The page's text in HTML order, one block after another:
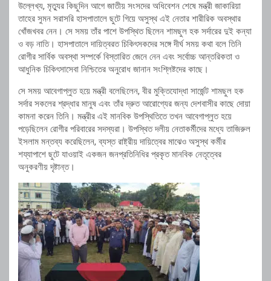
উল্লেখ্য, মৃত্যুর কিছুদিন আগে জাতীয় সংসদের অধিবেশন শেষে মন্ত্রী জাকারিয়া
তাহের সুমন সরাসরি হাসপাতালে ছুটে গিয়ে অসুস্থ এই নেতার শারীরিক অবস্থার
খোঁজখবর নেন। সে সময় তাঁর পাশে উপস্থিত ছিলেন শামছুল হক সর্দারের দুই কন্যা
ও বড় নাতি। হাসপাতালে দায়িত্বরত চিকিৎসকদের সঙ্গে দীর্ঘ সময় কথা বলে তিনি
রোগীর সার্বিক অবস্থা সম্পর্কে বিস্তারিত জেনে নেন এবং সর্বোচ্চ আন্তরিকতা ও
আধুনিক চিকিৎসাসেবা নিশ্চিতের অনুরোধ জানান সংশ্লিষ্টদের কাছে।
সে সময় আবেগাপ্লুত হয়ে মন্ত্রী বলেছিলেন, বীর মুক্তিযোদ্ধা সার্জেন্ট শামছুল হক
সর্দার সকলের শ্রদ্ধার মানুষ এবং তাঁর দ্রুত আরোগ্যের জন্য দেশবাসীর কাছে দোয়া
কামনা করেন তিনি। মন্ত্রীর এই মানবিক উপস্থিতিতে তখন আবেগাপ্লুত হয়ে
পড়েছিলেন রোগীর পরিবারের সদস্যরা। উপস্থিত দলীয় নেতাকর্মীদের মধ্যে তাজিরুল
ইসলাম মন্তব্য করেছিলেন, ব্যস্ত রাষ্ট্রীয় দায়িত্বের মাঝেও অসুস্থ কর্মীর
শয্যাপাশে ছুটে যাওয়াই একজন জনপ্রতিনিধির প্রকৃত মানবিক নেতৃত্বের
অনুকরণীয় দৃষ্টান্ত।